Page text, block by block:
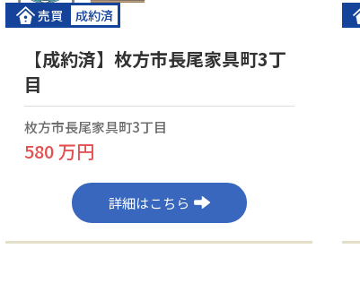
売買 成約済
【成約済】枚方市長尾家具町3丁
目
枚方市長尾家具町3丁目
580 万円
詳細はこちら